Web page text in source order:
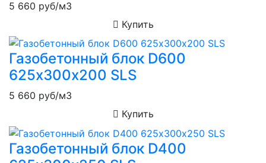
5 660 руб/м3
Купить
Газобетонный блок D600
625х300х200 SLS
5 660 руб/м3
Купить
Газобетонный блок D400